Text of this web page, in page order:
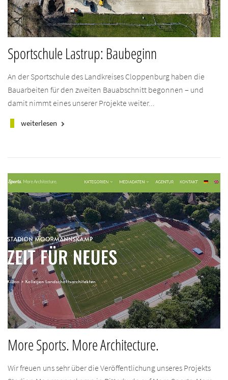
Sportschule Lastrup: Baubeginn
An der Sportschule des Landkreises Cloppenburg haben die
Bauarbeiten für den zweiten Bauabschnitt begonnen – und
damit nimmt eines unserer Projekte weiter...
weiterlesen keyboard_arrow_right
More Sports. More Architecture.
Wir freuen uns sehr über die Veröffentlichung unseres Projekts